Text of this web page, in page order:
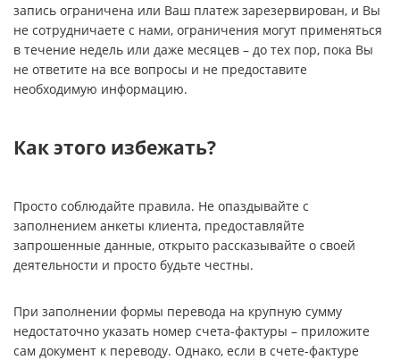
запись ограничена или Ваш платеж зарезервирован, и Вы
не сотрудничаете с нами, ограничения могут применяться
в течение недель или даже месяцев – до тех пор, пока Вы
не ответите на все вопросы и не предоставите
необходимую информацию.
Как этого избежать?
Просто соблюдайте правила. Не опаздывайте с
заполнением анкеты клиента, предоставляйте
запрошенные данные, открыто рассказывайте о своей
деятельности и просто будьте честны.
При заполнении формы перевода на крупную сумму
недостаточно указать номер счета-фактуры – приложите
сам документ к переводу. Однако, если в счете-фактуре